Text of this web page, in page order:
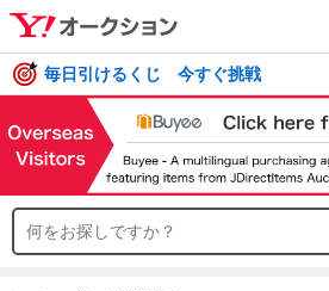
毎日引けるくじ 今すぐ挑戦